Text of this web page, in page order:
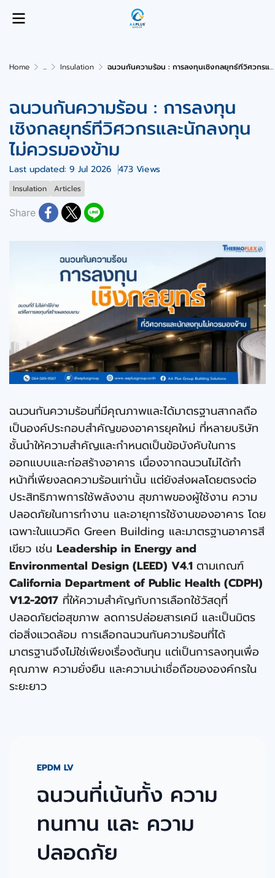
Home ... Insulation ฉนวนกันความร้อน : การลงทุนเชิงกลยุทธ์ทีวิศวกรและนักลงทุนไม่ควรมองข้าม
ฉนวนกันความร้อน : การลงทุน
เชิงกลยุทธ์ทีวิศวกรและนักลงทุน
ไม่ควรมองข้าม
Last updated: 9 Jul 2026 473 Views
Insulation Articles
Share
ฉนวนกันความร้อนที่มีคุณภาพและได้มาตรฐานสากลถือ
เป็นองค์ประกอบสําคัญของอาคารยุคใหม่ ที่หลายบริษัท
ชั้นนําให้ความสําคัญและกําหนดเป็นข้อบังคับในการ
ออกแบบและก่อสร้างอาคาร เนื่องจากฉนวนไม่ได้ทํา
หน้าที่เพียงลดความร้อนเท่านั้น แต่ยังส่งผลโดยตรงต่อ
ประสิทธิภาพการใช้พลังงาน สุขภาพของผู้ใช้งาน ความ
ปลอดภัยในการทํางาน และอายุการใช้งานของอาคาร โดย
เฉพาะในแนวคิด Green Building และมาตรฐานอาคารสี
เขียว เช่น Leadership in Energy and
Environmental Design (LEED) V4.1 ตามเกณฑ์
California Department of Public Health (CDPH)
V1.2-2017 ที่ให้ความสําคัญกับการเลือกใช้วัสดุที่
ปลอดภัยต่อสุขภาพ ลดการปล่อยสารเคมี และเป็นมิตร
ต่อสิ่งแวดล้อม การเลือกฉนวนกันความร้อนที่ได้
มาตรฐานจึงไม่ใช่เพียงเรื่องต้นทุน แต่เป็นการลงทุนเพื่อ
คุณภาพ ความยั่งยืน และความน่าเชื่อถือขององค์กรใน
ระยะยาว
EPDM LV
ฉนวนที่เน้นทั้ง ความ
ทนทาน และ ความ
ปลอดภัย